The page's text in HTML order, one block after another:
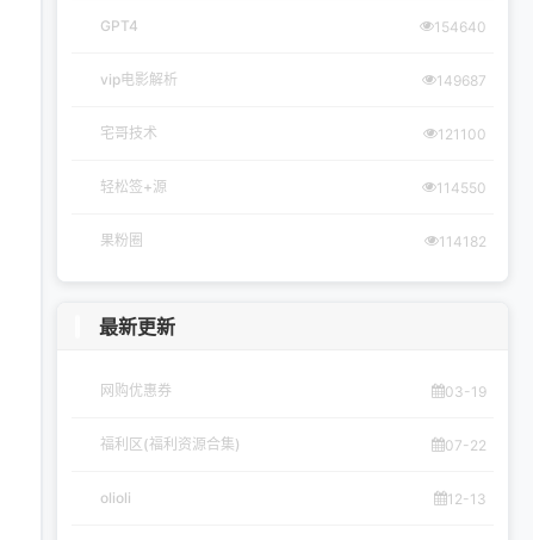
GPT4 154640
vip电影解析 149687
宅哥技术 121100
轻松签+源 114550
果粉圈 114182
最新更新
网购优惠券 03-19
福利区(福利资源合集) 07-22
olioli 12-13